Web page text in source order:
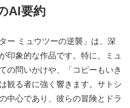
AI要約
ー ミュウツーの逆襲」は、深
印象的な作品です。特に、ミュ
の問いかけや、「コピーもいき
観る者に強く響きます。サトシ
中心であり、彼らの冒険とドラ